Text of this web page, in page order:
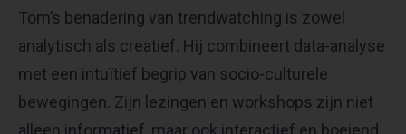
Tom’s benadering van trendwatching is zowel
analytisch als creatief. Hij combineert data-analyse
met een intuïtief begrip van socio-culturele
bewegingen. Zijn lezingen en workshops zijn niet
alleen informatief, maar ook interactief en boeiend,